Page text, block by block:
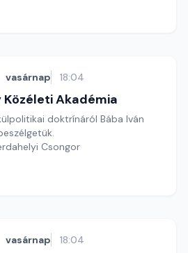
vasárnap 18:04
Akadémia
doktrínáról Bába Iván
Csongor
vasárnap 18:04